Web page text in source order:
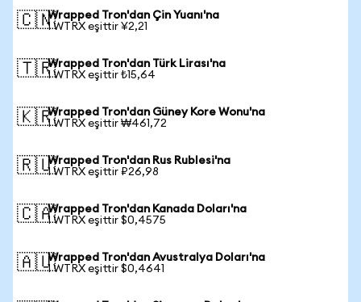
🇨🇳Wrapped Tron'dan Çin Yuanı'na
1 WTRX eşittir ¥2,21
🇹🇷Wrapped Tron'dan Türk Lirası'na
1 WTRX eşittir ₺15,64
🇰🇷Wrapped Tron'dan Güney Kore Wonu'na
1 WTRX eşittir ₩461,72
🇷🇺Wrapped Tron'dan Rus Rublesi'na
1 WTRX eşittir ₽26,98
🇨🇦Wrapped Tron'dan Kanada Doları'na
1 WTRX eşittir $0,4575
🇦🇺Wrapped Tron'dan Avustralya Doları'na
1 WTRX eşittir $0,4641